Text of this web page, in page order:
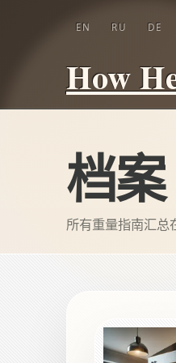
How
EN RU DE
档案
所有重量指南汇总